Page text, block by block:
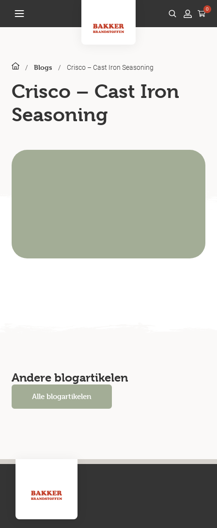
0
/ Blogs / Crisco – Cast Iron Seasoning
Crisco – Cast Iron
Seasoning
Andere blogartikelen
Alle blogartikelen